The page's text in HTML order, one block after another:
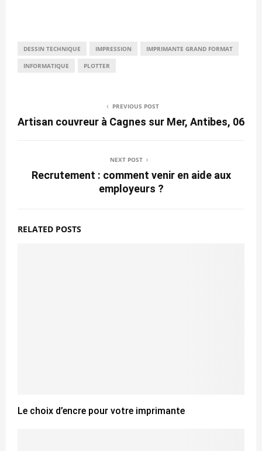
DESSIN TECHNIQUE IMPRESSION IMPRIMANTE GRAND FORMAT
INFORMATIQUE PLOTTER
PREVIOUS POST
Artisan couvreur à Cagnes sur Mer, Antibes, 06
NEXT POST
Recrutement : comment venir en aide aux
employeurs ?
RELATED POSTS
Le choix d’encre pour votre imprimante